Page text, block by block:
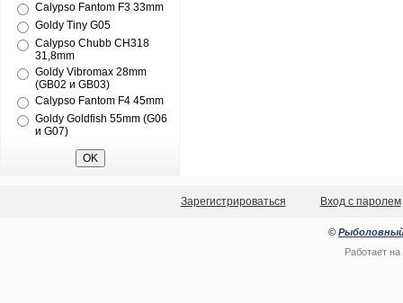
Calypso Fantom F3 33mm
Goldy Tiny G05
Calypso Chubb CH318
31,8mm
Goldy Vibromax 28mm
(GB02 и GB03)
Calypso Fantom F4 45mm
Goldy Goldfish 55mm (G06
и G07)
Зарегистрироваться Вход с паролем
© Рыболовный
Работает